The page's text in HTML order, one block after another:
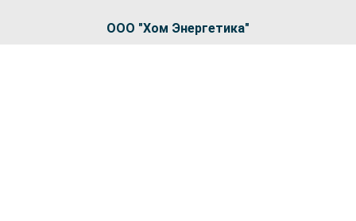
ООО "Хом Энергетика"